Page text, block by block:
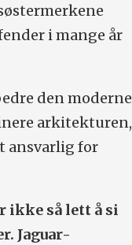
i mange år
den moderne
arkitekturen,
ansvarlig for
ikke så lett å si
Jaguar-